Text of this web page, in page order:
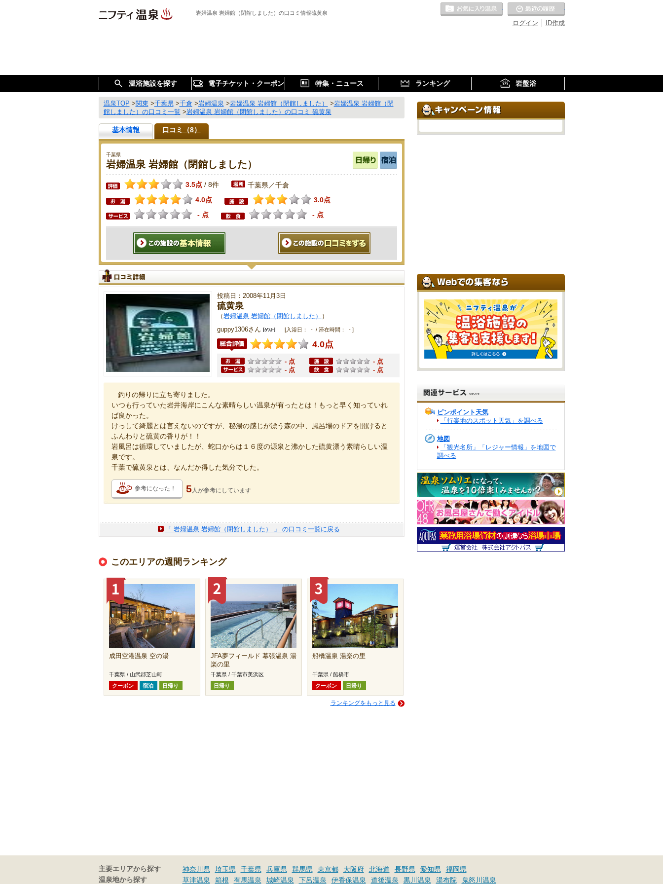
岩婦温泉 岩婦館（閉館しました）の口コミ情報硫黄泉
ID作成
ログイン
お気に入りの温泉
温浴施設を探す 電子チケット・クーポン 特集・ニュース ランキング 岩盤浴
温泉TOP >関東 >千葉県>千倉>岩婦温泉 >岩婦温泉 岩婦館（閉館しました） >岩婦温泉 岩婦館（閉
館しました）の口コミ一覧 >岩婦温泉 岩婦館（閉館しました）の口コミ 硫黄泉
基本情報 口コミ（8）
千葉県
岩婦温泉 岩婦館（閉館しました）
3.5点 / 8件 千葉県／千倉
4.0点
3.0点
- 点
- 点
投稿日：2008年11月3日
硫黄泉
（岩婦温泉 岩婦館（閉館しました）
）
guppy1306さん
[入浴日： - / 滞在時間： - ]
4.0点
- 点
- 点
- 点
- 点
釣りの帰りに立ち寄りました。
いつも行っていた岩井海岸にこんな素晴らしい温泉が有ったとは！もっと早く知っていれ
ば良かった。
けっして綺麗とは言えないのですが、秘湯の感じが漂う森の中、風呂場のドアを開けると
ふんわりと硫黄の香りが！！
岩風呂は循環していましたが、蛇口からは１６度の源泉と沸かした硫黄漂う素晴らしい温
泉です。
千葉で硫黄泉とは、なんだか得した気分でした。
参考になった！ 5 人が参考にしています
「 岩婦温泉 岩婦館（閉館しました） 」 の口コミ一覧に戻る
このエリアの週間ランキング
成田空港温泉 空の湯
千葉県 / 山武郡芝山町
クーポン
宿泊 日帰り
JFA夢フィールド 幕張温泉 湯
楽の里
千葉県 / 千葉市美浜区
日帰り
船橋温泉 湯楽の里
千葉県 / 船橋市
クーポン
日帰り
ランキングをもっと見る
ピンポイント天気
「行楽地のスポット天気」を調べる
地図
「観光名所」「レジャー情報」を地図で
調べる
主要エリアから探す 神奈川県 埼玉県 千葉県 兵庫県 群馬県 東京都 大阪府 北海道 長野県 愛知県 福岡県
温泉地から探す 草津温泉 箱根 有馬温泉 城崎温泉 下呂温泉 伊香保温泉 道後温泉 黒川温泉 湯布院 鬼怒川温泉